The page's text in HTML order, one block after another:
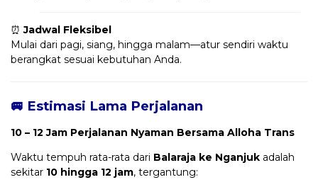
⏰Jadwal Fleksibel
Mulai dari pagi, siang, hingga malam—atur sendiri waktu
berangkat sesuai kebutuhan Anda.
🚐 Estimasi Lama Perjalanan
10 – 12 Jam Perjalanan Nyaman Bersama Alloha Trans
Waktu tempuh rata-rata dari Balaraja ke Nganjuk adalah
sekitar 10 hingga 12 jam, tergantung: